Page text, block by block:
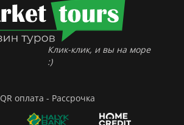
Клик-клик, и вы на море
:)
QR оплата - Рассрочка